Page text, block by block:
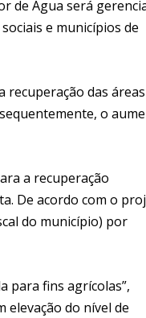
de Água será
e municípios de
das
o
a recuperação
De acordo com o
do município) por
para fins agrícolas”,
elevação do nível de